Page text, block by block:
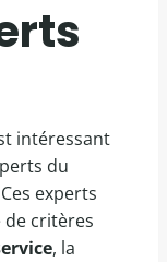
intéressant
du
experts
de critères
, la